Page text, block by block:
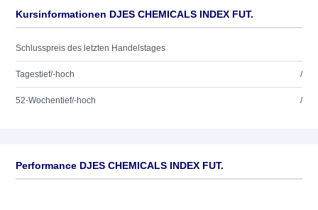
Kursinformationen DJES CHEMICALS INDEX FUT.
Schlusspreis des letzten Handelstages
Tagestief/-hoch /
52-Wochentief/-hoch /
Performance DJES CHEMICALS INDEX FUT.